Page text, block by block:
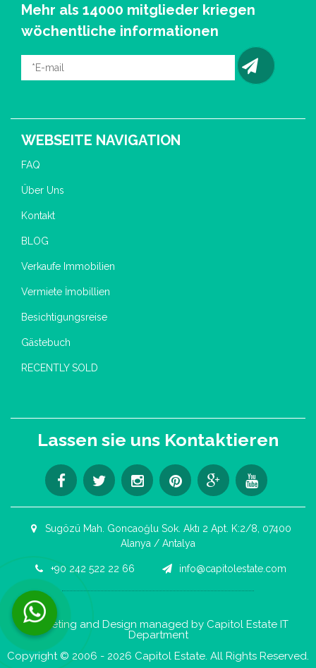
Kontaktieren Sie uns jetzt per WhatsApp!
Mehr als 14000 mitglieder kriegen
wöchentliche informationen
WEBSEITE NAVIGATION
FAQ
Über Uns
Kontakt
BLOG
Verkaufe Immobilien
Vermiete İmobillien
Besichtigungsreise
Gästebuch
RECENTLY SOLD
Lassen sie uns Kontaktieren
Sugözü Mah. Goncaoğlu Sok. Aktı 2 Apt. K:2/8, 07400
Alanya / Antalya
+90 242 522 22 66 info@capitolestate.com
Marketing and Design managed by Capitol Estate IT
Department
Copyright © 2006 - 2026 Capitol Estate. All Rights Reserved.